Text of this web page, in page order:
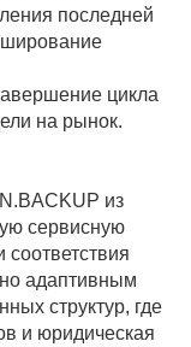
последней
цикла
на рынок.
из
сервисную
адаптивным
структур, где
и юридическая